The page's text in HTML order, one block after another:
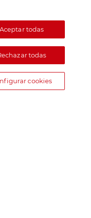
Aceptar todas
todas
cookies